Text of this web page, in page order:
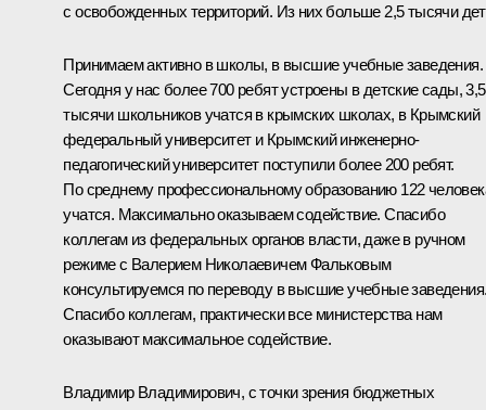
с освобожденных территорий. Из них больше 2,5 тысячи
Принимаем активно в школы, в высшие учебные заведения.
Сегодня у нас более 700 ребят устроены в детские сады, 3,5
тысячи школьников учатся в крымских школах, в Крымский
федеральный университет и Крымский инженерно-
педагогический университет поступили более 200 ребят.
По среднему профессиональному образованию 122
учатся. Максимально оказываем содействие. Спасибо
коллегам из федеральных органов власти, даже в ручном
режиме с Валерием Николаевичем Фальковым
консультируемся по переводу в высшие учебные
Спасибо коллегам, практически все министерства нам
оказывают максимальное содействие.
Владимир Владимирович, с точки зрения бюджетных